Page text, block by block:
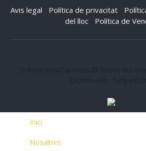
Avis legal Política de privacitat-
del lloc- Política de
Inici
Nosaltres